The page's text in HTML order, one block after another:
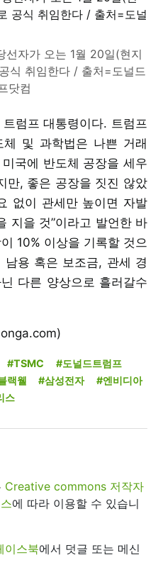
선자가 오는 1월 20일(현지
식 취임한다 / 출처=도널드
닷컴
럼프 대통령이다. 트럼프
체 및 과학법은 나쁜 거래
국에 반도체 공장을 세우
만, 좋은 공장을 짓진 않았
없이 관세만 높이면 자발
지을 것”이라고 발언한 바
10% 이상을 기록할 것으
남용 혹은 보조금, 관세 경
다른 양상으로 흘러갈수
#TSMC
#도널드트럼프
랙웰 #삼성전자
#엔비디아
스
Creative commons 저작자
에 따라 이용할 수 있습니
이스북에서 덧글 또는 메신